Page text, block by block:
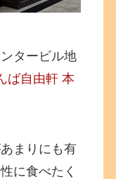
タービル地
ば自由軒 本
まりにも有
に食べたく